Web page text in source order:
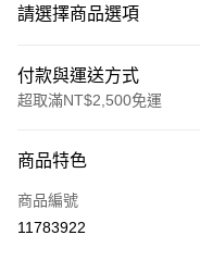
請選擇商品選項
付款與運送方式
超取滿NT$2,500免運
信用卡一次付款
信用卡分期付款
商品特色
商品編號
11783922